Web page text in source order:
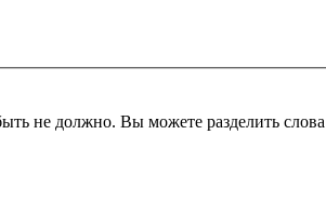
не должно. Вы можете разделить